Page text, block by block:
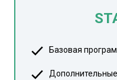
Базовая